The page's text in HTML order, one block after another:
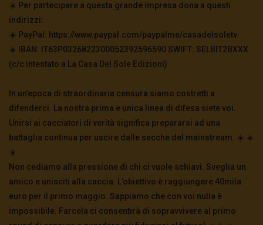
☀️ Per partecipare a questa grande impresa dona a questi
indirizzi:
☀️ PayPal: https://www.paypal.com/paypalme/casadelsoletv
☀️ IBAN: IT63P0326822300052392596590 SWIFT: SELBIT2BXXX
(c/c intestato a La Casa Del Sole Edizioni)
In un’epoca di straordinaria censura siamo costretti a
difenderci. La nostra prima e unica linea di difesa siete voi.
Unirsi ai cacciatori di verità significa prepararsi ad una
battaglia continua per uscire dalle secche del mainstream. ☀️ ☀️
☀️
Non cediamo alla pressione di chi ci vuole schiavi. Sveglia un
amico e unisciti alla caccia. L’obiettivo è raggiungere 40mila
euro per il primo maggio. Sappiamo che con voi nulla è
impossibile. Farcela ci consentirà di sopravvivere al primo